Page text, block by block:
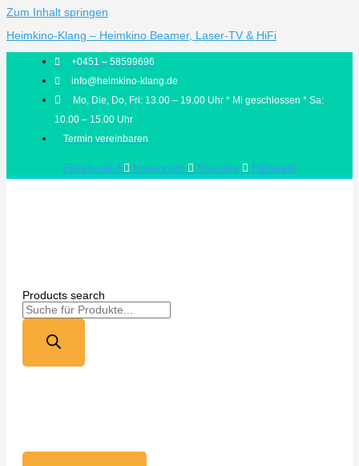
Zum Inhalt springen
Heimkino-Klang – Heimkino Beamer, Laser-TV & HiFi
+0451 – 58599696
info@heimkino-klang.de
Mo, Die, Do, Fri: 13.00 – 19.00 Uhr * Mi geschlossen * Sa:
10.00 – 15.00 Uhr
Termin vereinbaren
Facebook-f Instagram Youtube Pinterest
Products search